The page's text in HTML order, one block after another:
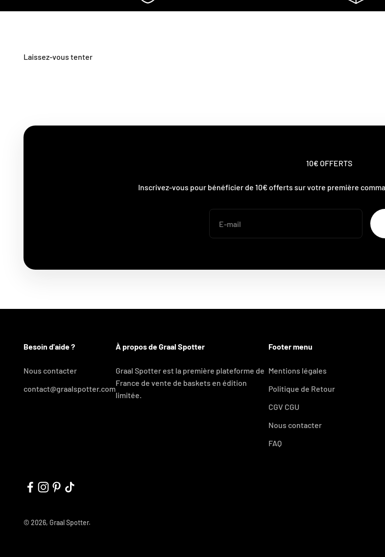
10€ OFFERTS
Inscrivez-vous pour bénéficier de 10€ offerts sur votre première
E-mail
Besoin d'aide ?
Nous contacter
contact@graalspotter.com
À propos de Graal Spotter
Graal Spotter est la première plateforme de
France de vente de baskets en édition
limitée.
Footer menu
Mentions légales
Politique de Retour
CGV CGU
Nous contacter
FAQ
© 2026, Graal Spotter.